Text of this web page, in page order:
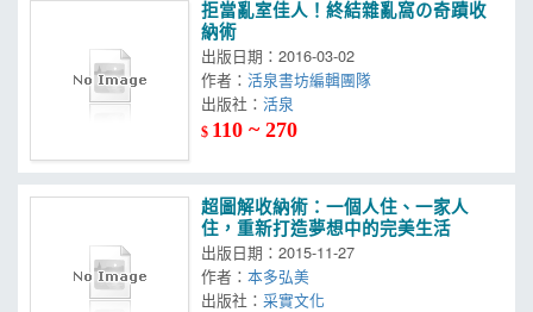
拒當亂室佳人！終結雜亂窩の奇蹟收
納術
出版日期：2016-03-02
作者：活泉書坊編輯團隊
出版社：
$ 110 ~ 270
超圖解收納術：一個人住、一家人
住，重新打造夢想中的完美生活
出版日期：2015-11-27
作者：本多弘美
出版社：